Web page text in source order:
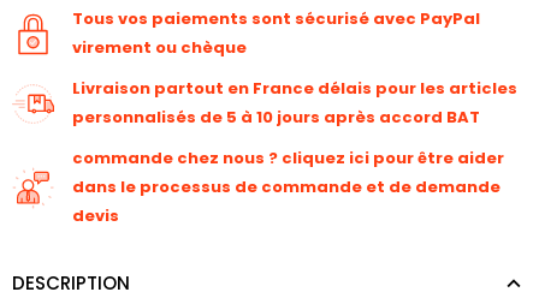
Tous vos paiements sont sécurisé avec PayPal
virement ou chèque
Livraison partout en France délais pour les articles
personnalisés de 5 à 10 jours après accord BAT
commande chez nous ? cliquez ici pour être aider
dans le processus de commande et de demande
devis
DESCRIPTION